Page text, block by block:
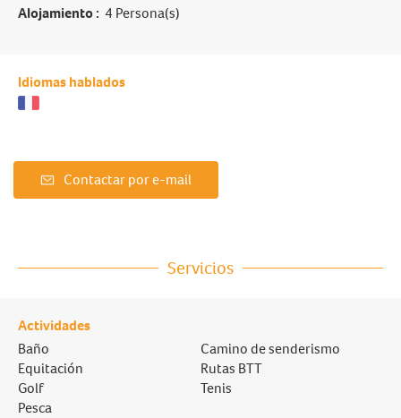
Alojamiento : 4 Persona(s)
Idiomas hablados
Contactar por e-mail
Servicios
Actividades
Baño
Equitación
Golf
Pesca
Camino de senderismo
Rutas BTT
Tenis